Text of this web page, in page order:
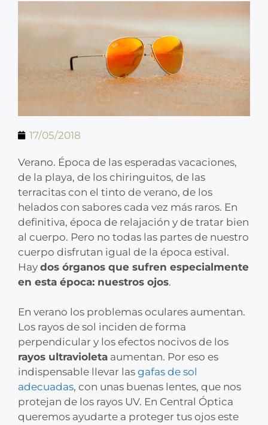
17/05/2018
Verano. Época de las esperadas vacaciones,
de la playa, de los chiringuitos, de las
terracitas con el tinto de verano, de los
helados con sabores cada vez más raros. En
definitiva, época de relajación y de tratar bien
al cuerpo. Pero no todas las partes de nuestro
cuerpo disfrutan igual de la época estival.
Hay dos órganos que sufren especialmente
en esta época: nuestros ojos.
En verano los problemas oculares aumentan.
Los rayos de sol inciden de forma
perpendicular y los efectos nocivos de los
rayos ultravioleta aumentan. Por eso es
indispensable llevar las gafas de sol
adecuadas, con unas buenas lentes, que nos
protejan de los rayos UV. En Central Óptica
queremos ayudarte a proteger tus ojos este